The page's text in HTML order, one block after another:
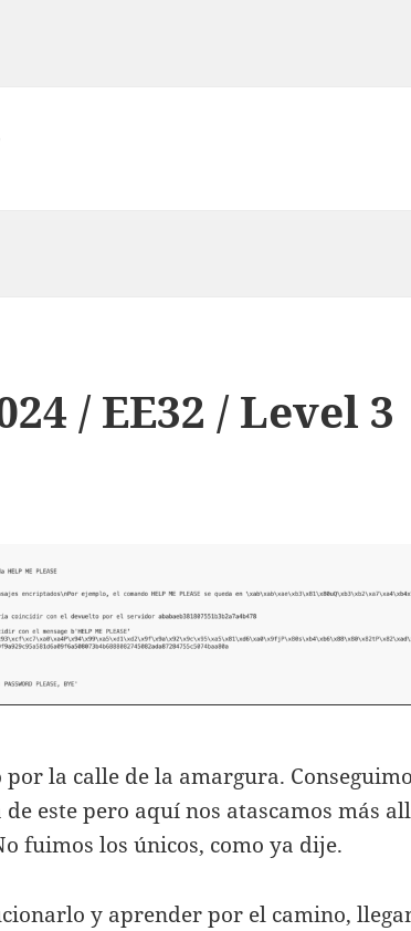
/ EE32 / Level 3
la calle de la amargura.
este pero aquí nos atascamos más
fuimos los únicos, como ya dije.
y aprender por el camino,